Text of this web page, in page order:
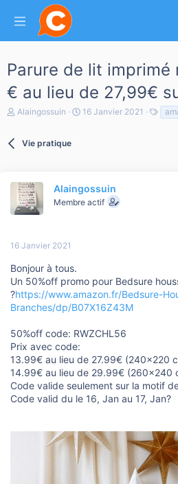
Parure de lit imprimé
€ au lieu de 27,99€
A
e
a
s
u
s
s
i
o
Alaingossuin
D
é
b
16 Janvier 2021
a
Vie pratique
Alaingossuin
Membre actif
16 Janvier 2021
Bonjour à tous.
Un 50%off promo pour Bedsure
?https://www.amazon.fr/Bedsure-
Branches/dp/B07X16Z43M
50%off code: RWZCHL56
Prix avec code:
13.99€ au lieu de 27.99€ (240x220
14.99€ au lieu de 29.99€ (260x240
Code valide seulement sur la motif
Code valid du le 16, Jan au 17, Jan?